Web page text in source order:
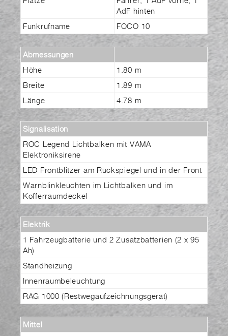
AdF hinten
Funkrufname
FOCO 10
Abmessungen
Höhe
1.80 m
Breite
1.89 m
Länge
4.78 m
Signalisation
ROC Legend Lichtbalken mit VAMA
Elektroniksirene
LED Frontblitzer am Rückspiegel und in der Front
Warnblinkleuchten im Lichtbalken und im
Kofferraumdeckel
Elektrik
1 Fahrzeugbatterie und 2 Zusatzbatterien (2 x 95
Ah)
Standheizung
Innenraumbeleuchtung
RAG 1000 (Restwegaufzeichnungsgerät)
Mittel